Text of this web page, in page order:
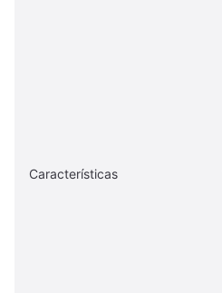
Características